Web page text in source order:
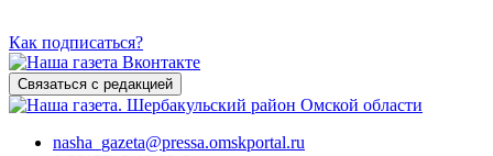
Как подписаться?
Связаться с редакцией
nasha_gazeta@pressa.omskportal.ru